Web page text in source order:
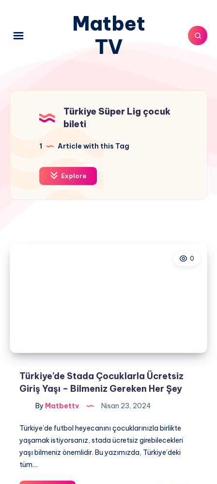
Matbet
TV
Türkiye Süper Lig çocuk
bileti
1 Article with this Tag
Explore
0
Türkiye’de Stada Çocuklarla Ücretsiz
Giriş Yaşı – Bilmeniz Gereken Her Şey
By Matbettv Nisan 23, 2024
Türkiye’de futbol heyecanını çocuklarınızla birlikte
yaşamak istiyorsanız, stada ücretsiz girebilecekleri
yaşı bilmeniz önemlidir. Bu yazımızda, Türkiye’deki
tüm…